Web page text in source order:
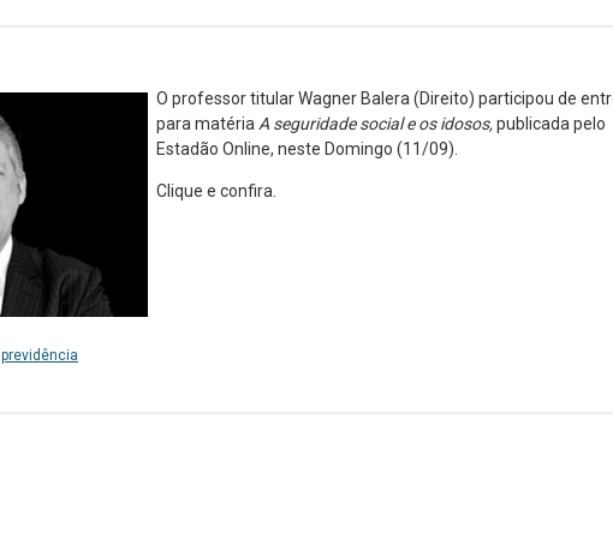
O professor titular Wagner Balera (Direito) participou de
para matéria A seguridade social e os idosos,publicada pelo
Estadão Online, neste Domingo (11/09).
Clique e confira.
previdência